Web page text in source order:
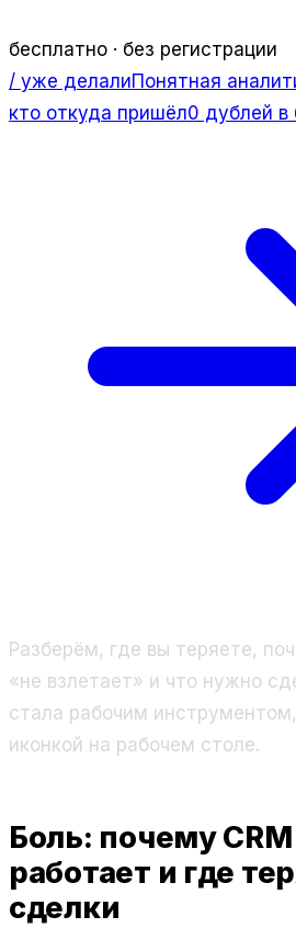
бесплатно · без регистрации
/ уже делалиПонятная
кто откуда пришёл0 дублей в
Разберём, где вы теряете,
«не взлетает» и что нужно
стала рабочим
иконкой на рабочем столе.
Боль: почему
работает и где
сделки